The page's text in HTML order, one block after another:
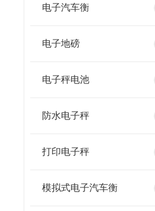
电子汽车衡
电子地磅
电子秤电池
防水电子秤
打印电子秤
模拟式电子汽车衡